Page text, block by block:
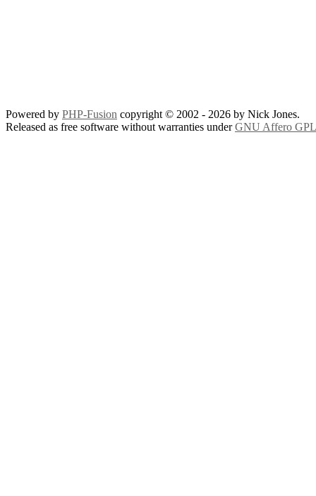
Powered by PHP-Fusion copyright © 2002 - 2026 by Nick Jones.
Released as free software without warranties underGNU Affero GPL